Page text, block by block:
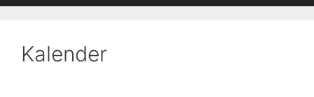
Kalender